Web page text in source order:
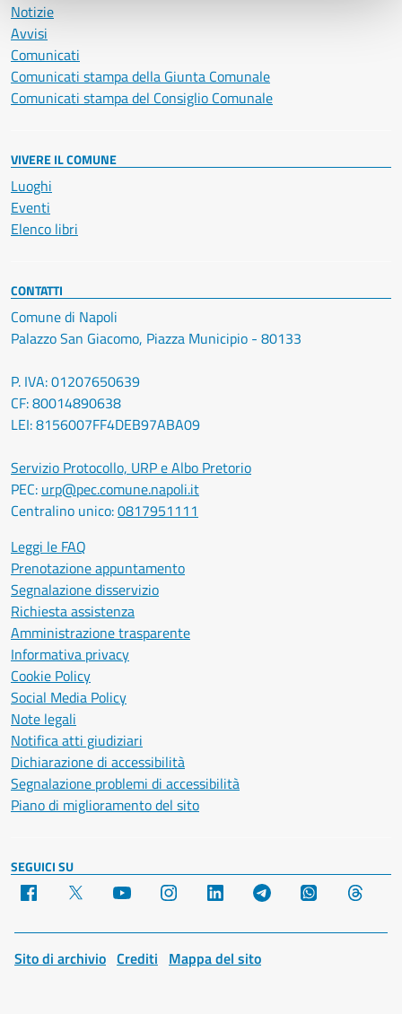
Notizie
Avvisi
Comunicati
Comunicati stampa della Giunta Comunale
Comunicati stampa del Consiglio Comunale
VIVERE IL COMUNE
Luoghi
Eventi
Elenco libri
CONTATTI
Comune di Napoli
Palazzo San Giacomo, Piazza Municipio - 80133
P. IVA: 01207650639
CF: 80014890638
LEI: 8156007FF4DEB97ABA09
Servizio Protocollo, URP e Albo Pretorio
PEC: urp@pec.comune.napoli.it
Centralino unico:0817951111
Leggi le FAQ
Prenotazione appuntamento
Segnalazione disservizio
Richiesta assistenza
Amministrazione trasparente
Informativa privacy
Cookie Policy
Social Media Policy
Note legali
Notifica atti giudiziari
Dichiarazione di accessibilità
Segnalazione problemi di accessibilità
Piano di miglioramento del sito
SEGUICI SU
Facebook YouTube Instagram LinkedIn Telegram WhatsApp
Sito di archivio Crediti Mappa del sito